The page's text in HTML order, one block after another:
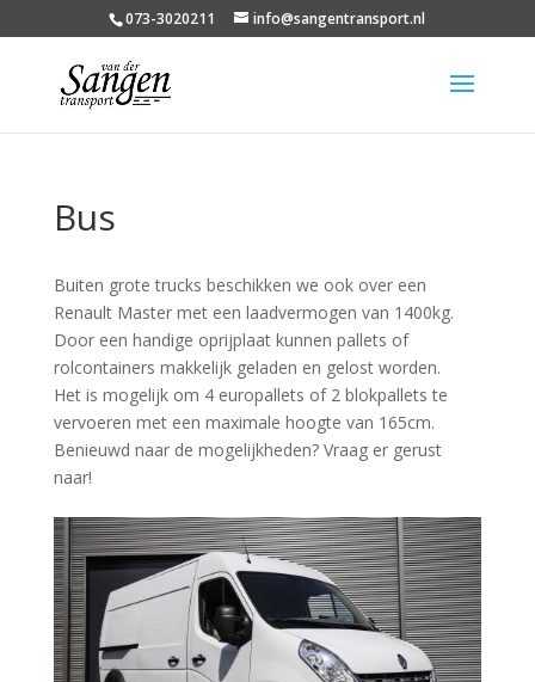
073-3020211 info@sangentransport.nl
Bus
Buiten grote trucks beschikken we ook over een
Renault Master met een laadvermogen van 1400kg.
Door een handige oprijplaat kunnen pallets of
rolcontainers makkelijk geladen en gelost worden.
Het is mogelijk om 4 europallets of 2 blokpallets te
vervoeren met een maximale hoogte van 165cm.
Benieuwd naar de mogelijkheden? Vraag er gerust
naar!